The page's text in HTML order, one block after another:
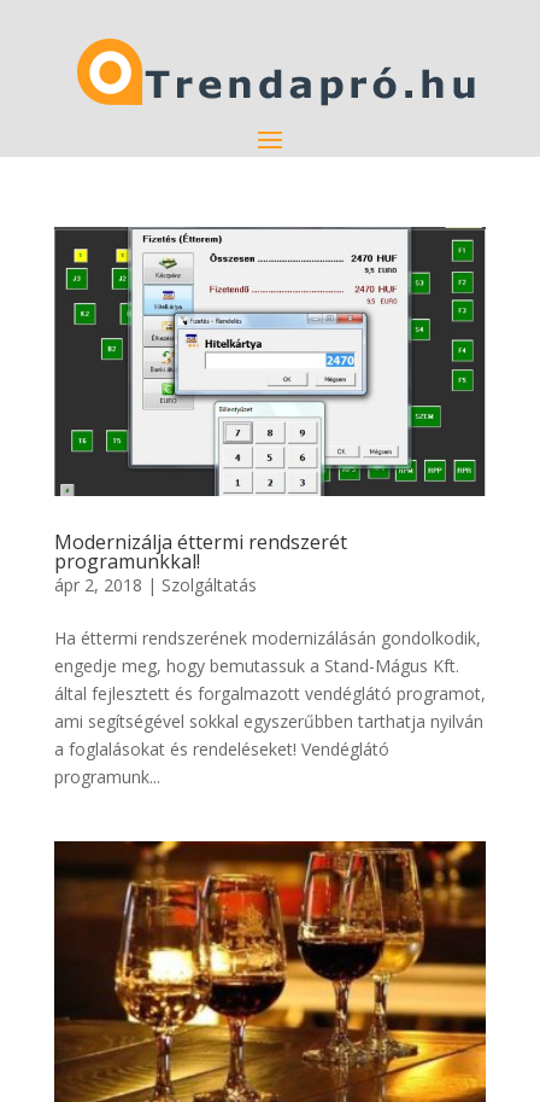
Modernizálja éttermi rendszerét
programunkkal!
ápr 2, 2018 | Szolgáltatás
Ha éttermi rendszerének modernizálásán gondolkodik,
engedje meg, hogy bemutassuk a Stand-Mágus Kft.
által fejlesztett és forgalmazott vendéglátó programot,
ami segítségével sokkal egyszerűbben tarthatja nyilván
a foglalásokat és rendeléseket! Vendéglátó
programunk...